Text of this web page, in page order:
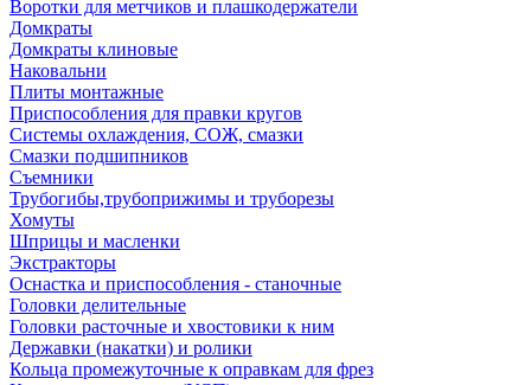
Воротки для метчиков и плашкодержатели
Домкраты
Домкраты клиновые
Наковальни
Плиты монтажные
Приспособления для правки кругов
Системы охлаждения, СОЖ, смазки
Смазки подшипников
Съемники
Трубогибы,трубоприжимы и труборезы
Хомуты
Шприцы и масленки
Экстракторы
Оснастка и приспособления - станочные
Головки делительные
Головки расточные и хвостовики к ним
Державки (накатки) и ролики
Кольца промежуточные к оправкам для фрез